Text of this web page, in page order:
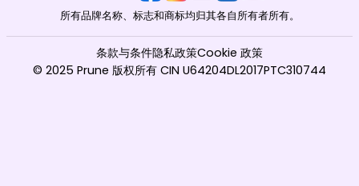
所有品牌名称、标志和商标均归其各自所有者所有。
© 2025 Prune 版权所有 CIN U64204DL2017PTC310744
条款与条件隐私政策Cookie 政策